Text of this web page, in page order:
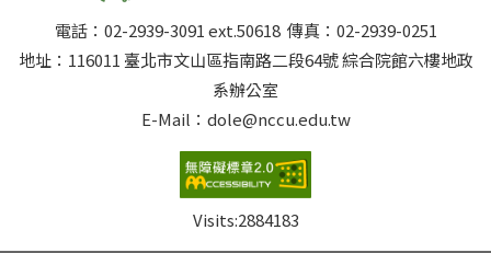
電話：02-2939-3091 ext.50618 傳真：02-2939-0251
地址：116011 臺北市文山區指南路二段64號 綜合院館六樓地政
系辦公室
E-Mail：dole@nccu.edu.tw
Visits:2884183